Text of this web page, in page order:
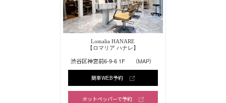
Lomalia HANARE
【ロマリア ハナレ】
渋谷区神宮前6-9-6 1F （MAP）
簡単WEB予約
ホットペッパーで予約